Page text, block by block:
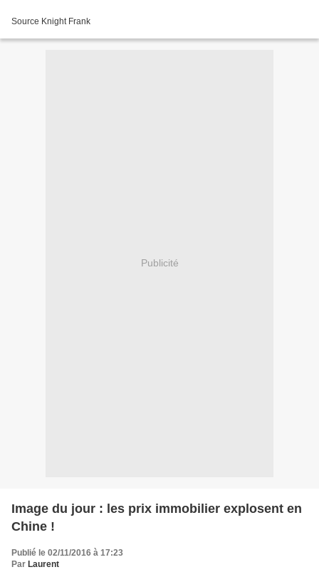
Source Knight Frank
Publicité
Image du jour : les prix immobilier explosent en
Chine !
Publié le 02/11/2016 à 17:23
Par Laurent